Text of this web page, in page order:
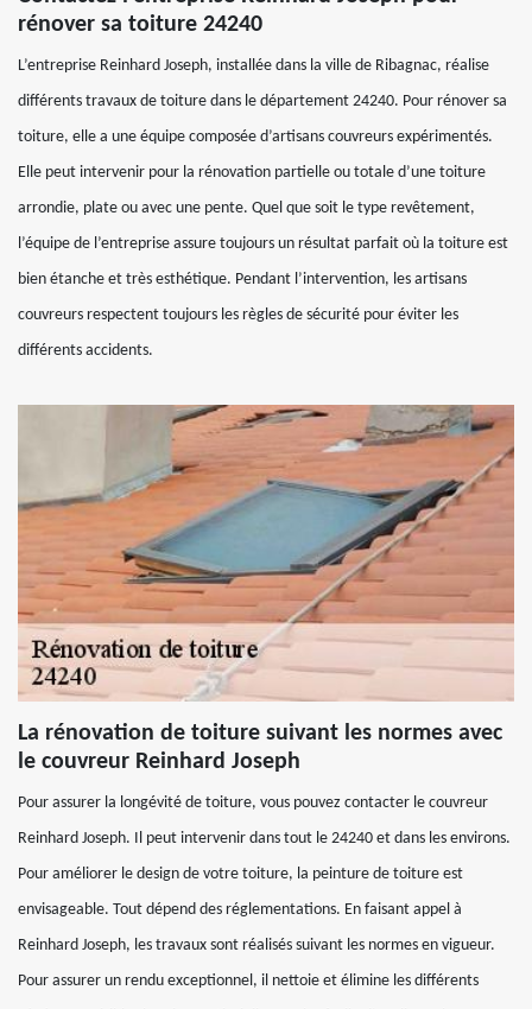
rénover sa toiture 24240
L’entreprise Reinhard Joseph, installée dans la ville de Ribagnac, réalise
différents travaux de toiture dans le département 24240. Pour rénover sa
toiture, elle a une équipe composée d’artisans couvreurs expérimentés.
Elle peut intervenir pour la rénovation partielle ou totale d’une toiture
arrondie, plate ou avec une pente. Quel que soit le type revêtement,
l’équipe de l’entreprise assure toujours un résultat parfait où la toiture est
bien étanche et très esthétique. Pendant l’intervention, les artisans
couvreurs respectent toujours les règles de sécurité pour éviter les
différents accidents.
La rénovation de toiture suivant les normes avec
le couvreur Reinhard Joseph
Pour assurer la longévité de toiture, vous pouvez contacter le couvreur
Reinhard Joseph. Il peut intervenir dans tout le 24240 et dans les environs.
Pour améliorer le design de votre toiture, la peinture de toiture est
envisageable. Tout dépend des réglementations. En faisant appel à
Reinhard Joseph, les travaux sont réalisés suivant les normes en vigueur.
Pour assurer un rendu exceptionnel, il nettoie et élimine les différents